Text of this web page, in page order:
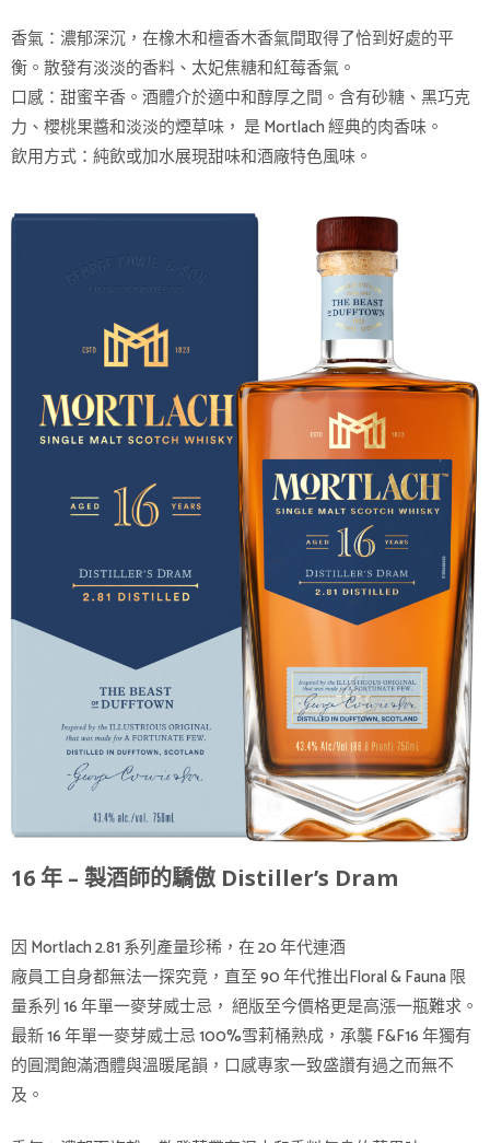
香氣：濃郁深沉，在橡木和檀香木香氣間取得了恰到好處的平
衡。散發有淡淡的香料、太妃焦糖和紅莓香氣。
口感：甜蜜辛香。酒體介於適中和醇厚之間。含有砂糖、黑巧克
力、櫻桃果醬和淡淡的煙草味， 是 Mortlach 經典的肉香味。
飲用方式：純飲或加水展現甜味和酒廠特色風味。
16 年 – 製酒師的驕傲 Distiller’s Dram
因 Mortlach 2.81 系列產量珍稀，在 20 年代連酒
廠員工自身都無法一探究竟，直至 90 年代推出Floral & Fauna 限
量系列 16 年單一麥芽威士忌， 絕版至今價格更是高漲一瓶難求。
最新 16 年單一麥芽威士忌 100%雪莉桶熟成，承襲 F&F16 年獨有
的圓潤飽滿酒體與溫暖尾韻，口感專家一致盛讚有過之而無不
及。